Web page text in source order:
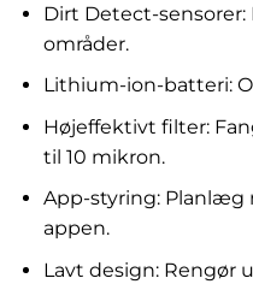
Dirt Detect-sensorer:
områder.
Lithium-ion-batteri:
Højeffektivt filter:
til 10 mikron.
App-styring: Planlæg
appen.
Lavt design: Rengør